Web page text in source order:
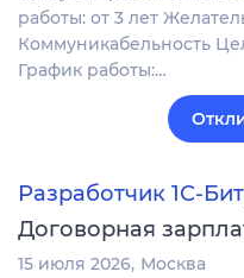
работы: от 3 лет
Коммуникабельность
График работы:…
Разработчик 1С-
Договорная
15 июля 2026 Москва